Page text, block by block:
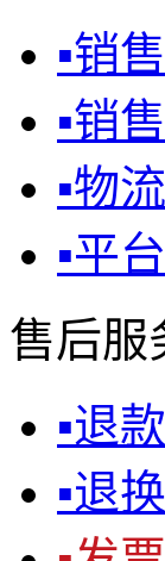
▪销
▪销
▪物
▪平
售后服
▪退
▪退